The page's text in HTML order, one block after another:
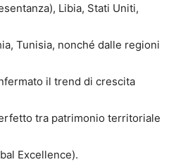
Libia, Stati Uniti,
Tunisia, nonché dalle regioni
il trend di crescita
tra patrimonio territoriale
Excellence).